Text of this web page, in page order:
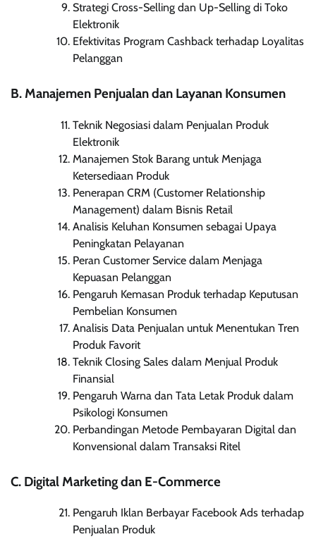
Strategi Cross-Selling dan Up-Selling di Toko
Elektronik
Efektivitas Program Cashback terhadap Loyalitas
Pelanggan
B. Manajemen Penjualan dan Layanan Konsumen
Teknik Negosiasi dalam Penjualan Produk
Elektronik
Manajemen Stok Barang untuk Menjaga
Ketersediaan Produk
Penerapan CRM (Customer Relationship
Management) dalam Bisnis Retail
Analisis Keluhan Konsumen sebagai Upaya
Peningkatan Pelayanan
Peran Customer Service dalam Menjaga
Kepuasan Pelanggan
Pengaruh Kemasan Produk terhadap Keputusan
Pembelian Konsumen
Analisis Data Penjualan untuk Menentukan Tren
Produk Favorit
Teknik Closing Sales dalam Menjual Produk
Finansial
Pengaruh Warna dan Tata Letak Produk dalam
Psikologi Konsumen
Perbandingan Metode Pembayaran Digital dan
Konvensional dalam Transaksi Ritel
C. Digital Marketing dan E-Commerce
Pengaruh Iklan Berbayar Facebook Ads terhadap
Penjualan Produk